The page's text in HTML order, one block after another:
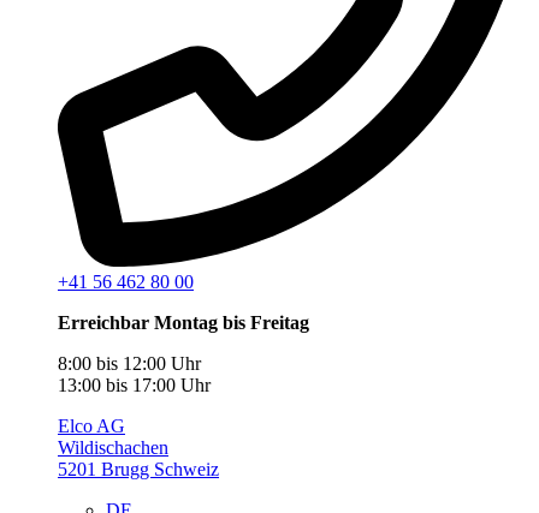
+41 56 462 80 00
Erreichbar Montag bis Freitag
8:00 bis 12:00 Uhr
13:00 bis 17:00 Uhr
Elco AG
Wildischachen
5201 Brugg Schweiz